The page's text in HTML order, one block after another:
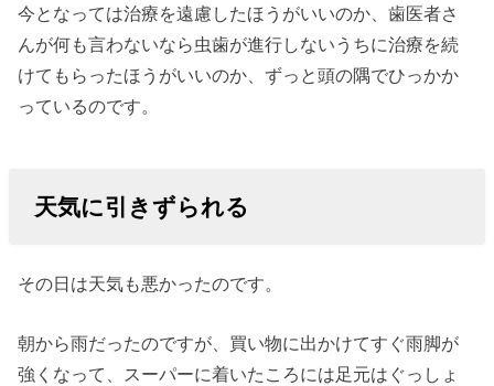
今となっては治療を遠慮したほうがいいのか、歯医者さ
んが何も言わないなら虫歯が進行しないうちに治療を続
けてもらったほうがいいのか、ずっと頭の隅でひっかか
っているのです。
天気に引きずられる
その日は天気も悪かったのです。
朝から雨だったのですが、買い物に出かけてすぐ雨脚が
強くなって、スーパーに着いたころには足元はぐっしょ